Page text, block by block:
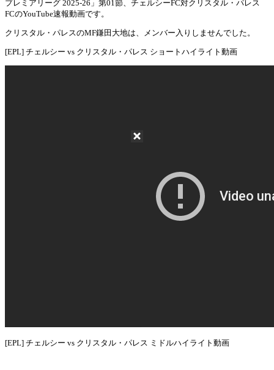
プレミアリーグ 2025-26」第01節、チェルシーFC対クリスタル・パレス
FCのYouTube速報動画です。
クリスタル・パレスのMF鎌田大地は、メンバー入りしませんでした。
[EPL] チェルシー vs クリスタル・パレス ショートハイライト動画
[EPL] チェルシー vs クリスタル・パレス ミドルハイライト動画